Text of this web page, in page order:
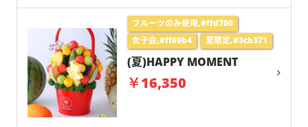
フルーツのみ使用,#ffd700
女子会,#ff69b4
夏限定,#3cb371
(夏)HAPPY MOMENT
￥16,350